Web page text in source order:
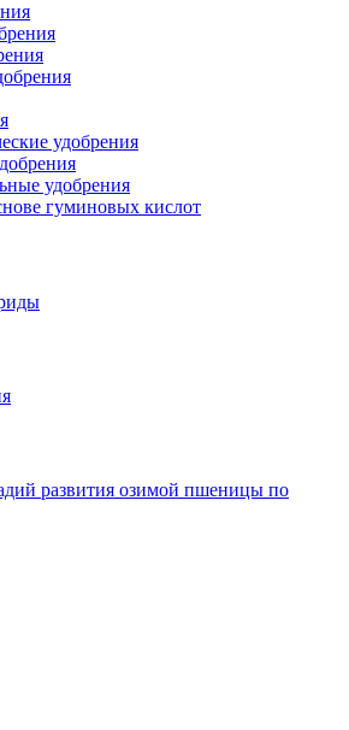
удобрения
удобрения
гуминовых кислот
развития озимой пшеницы по